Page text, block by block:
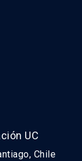
UC
Chile